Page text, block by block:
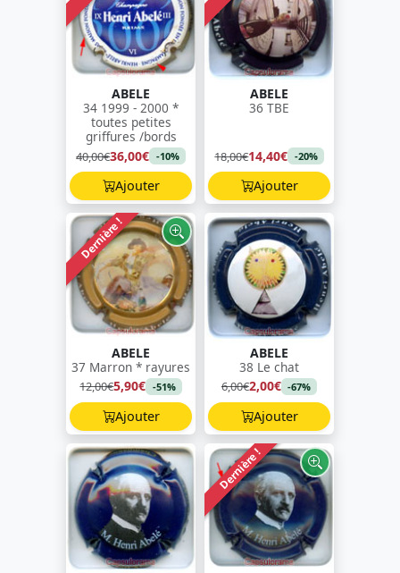
ABELE
34 1999 - 2000 *
toutes petites
griffures /bords
40,00€36,00€ -10%
Ajouter
ABELE
36 TBE
18,00€14,40€ -20%
Ajouter
Dernière !
ABELE
37 Marron * rayures
12,00€5,90€ -51%
Ajouter
ABELE
38 Le chat
6,00€2,00€ -67%
Ajouter
Dernière !